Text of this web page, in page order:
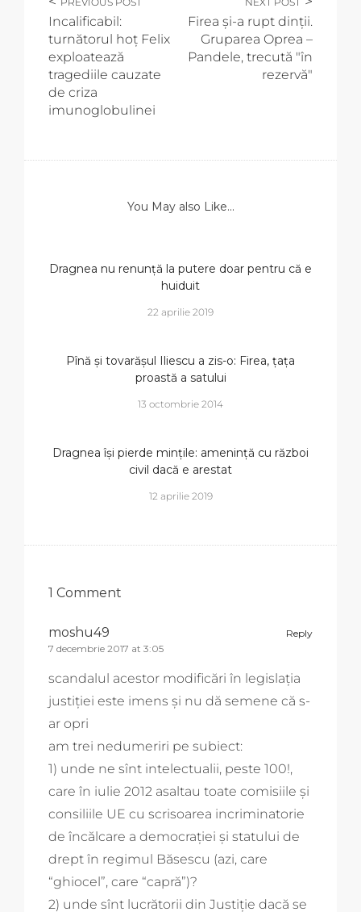
Incalificabil:
turnătorul hoț Felix
exploatează
tragediile cauzate
de criza
imunoglobulinei
Firea și-a rupt dinții.
Gruparea Oprea –
Pandele, trecută "în
rezervă"
You May also Like...
Dragnea nu renunță la putere doar pentru că e
huiduit
22 aprilie 2019
Pînă și tovarășul Iliescu a zis-o: Firea, țața
proastă a satului
13 octombrie 2014
Dragnea își pierde mințile: amenință cu război
civil dacă e arestat
12 aprilie 2019
1 Comment
Reply
moshu49
7 decembrie 2017 at 3:05
scandalul acestor modificări în legislația
justiției este imens și nu dă semene că s-
ar opri
am trei nedumeriri pe subiect:
1) unde ne sînt intelectualii, peste 100!,
care în iulie 2012 asaltau toate comisiile și
consiliile UE cu scrisoarea incriminatorie
de încălcare a democrației și statului de
drept în regimul Băsescu (azi, care
“ghiocel”, care “capră”)?
2) unde sînt lucrătorii din Justiție dacă se